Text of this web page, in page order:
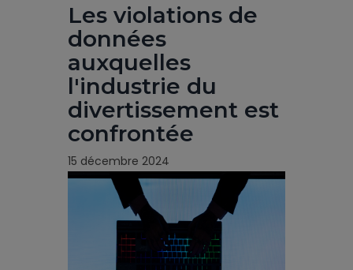
Les violations de
données
auxquelles
l'industrie du
divertissement est
confrontée
15 décembre 2024